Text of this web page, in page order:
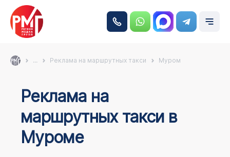
... Реклама на маршрутных такси Муром
Реклама на
маршрутных такси в
Муроме